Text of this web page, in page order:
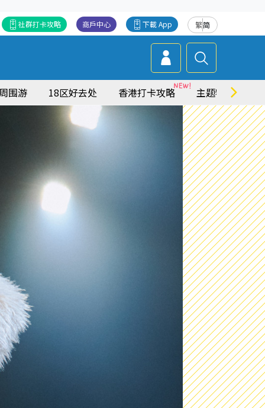
繁简
下載 App
商戶中心
社群打卡攻略
围游 18区好去处 香港打卡攻略 主题特集